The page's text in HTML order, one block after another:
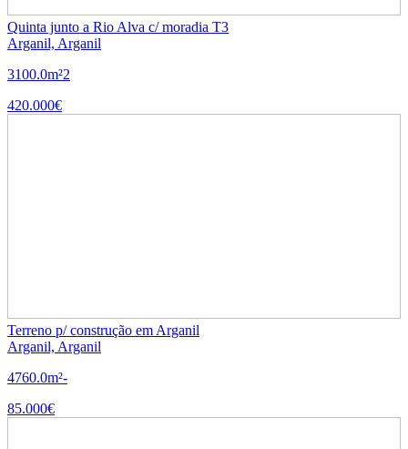
Quinta junto a Rio Alva c/ moradia T3
Arganil, Arganil
3100.0m²2
420.000€
Terreno p/ construção em Arganil
Arganil, Arganil
4760.0m²-
85.000€